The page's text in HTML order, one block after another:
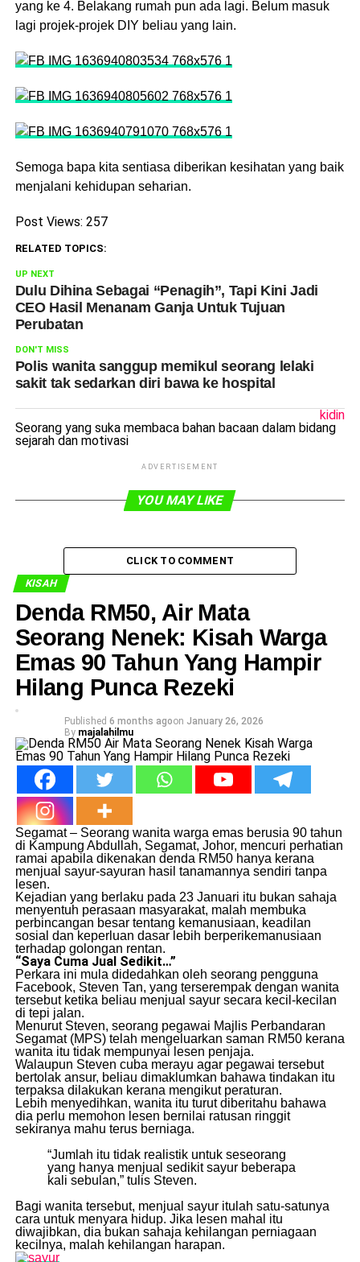
yang ke 4. Belakang rumah pun ada lagi. Belum masuk
lagi projek-projek DIY beliau yang lain.
Semoga bapa kita sentiasa diberikan kesihatan yang baik
menjalani kehidupan seharian.
Post Views: 257
RELATED TOPICS:
UP NEXT
Dulu Dihina Sebagai “Penagih”, Tapi Kini Jadi
CEO Hasil Menanam Ganja Untuk Tujuan
Perubatan
DON'T MISS
Polis wanita sanggup memikul seorang lelaki
sakit tak sedarkan diri bawa ke hospital
kidin
Seorang yang suka membaca bahan bacaan dalam bidang
sejarah dan motivasi
ADVERTISEMENT
YOU MAY LIKE
CLICK TO COMMENT
KISAH
Denda RM50, Air Mata
Seorang Nenek: Kisah Warga
Emas 90 Tahun Yang Hampir
Hilang Punca Rezeki
Published 6 months agoon January 26, 2026
By majalahilmu
Segamat – Seorang wanita warga emas berusia 90 tahun
di Kampung Abdullah, Segamat, Johor, mencuri perhatian
ramai apabila dikenakan denda RM50 hanya kerana
menjual sayur-sayuran hasil tanamannya sendiri tanpa
lesen.
Kejadian yang berlaku pada 23 Januari itu bukan sahaja
menyentuh perasaan masyarakat, malah membuka
perbincangan besar tentang kemanusiaan, keadilan
sosial dan keperluan dasar lebih berperikemanusiaan
terhadap golongan rentan.
“Saya Cuma Jual Sedikit…”
Perkara ini mula didedahkan oleh seorang pengguna
Facebook, Steven Tan, yang terserempak dengan wanita
tersebut ketika beliau menjual sayur secara kecil-kecilan
di tepi jalan.
Menurut Steven, seorang pegawai Majlis Perbandaran
Segamat (MPS) telah mengeluarkan saman RM50 kerana
wanita itu tidak mempunyai lesen penjaja.
Walaupun Steven cuba merayu agar pegawai tersebut
bertolak ansur, beliau dimaklumkan bahawa tindakan itu
terpaksa dilakukan kerana mengikut peraturan.
Lebih menyedihkan, wanita itu turut diberitahu bahawa
dia perlu memohon lesen bernilai ratusan ringgit
sekiranya mahu terus berniaga.
“Jumlah itu tidak realistik untuk seseorang
yang hanya menjual sedikit sayur beberapa
kali sebulan,” tulis Steven.
Bagi wanita tersebut, menjual sayur itulah satu-satunya
cara untuk menyara hidup. Jika lesen mahal itu
diwajibkan, dia bukan sahaja kehilangan perniagaan
kecilnya, malah kehilangan harapan.